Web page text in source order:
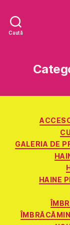
Caută
GALERIA DE
HAINE